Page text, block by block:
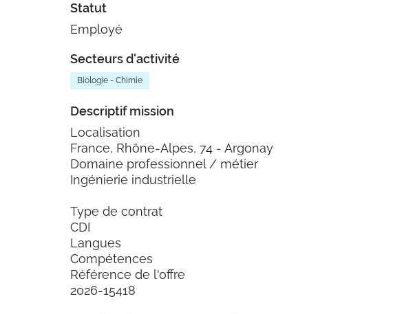
Statut
Employé
Secteurs d'activité
Biologie - Chimie
Descriptif mission
Localisation
France, Rhône-Alpes, 74 - Argonay
Domaine professionnel / métier
Ingénierie industrielle
Type de contrat
CDI
Langues
Compétences
Référence de l'offre
2026-15418